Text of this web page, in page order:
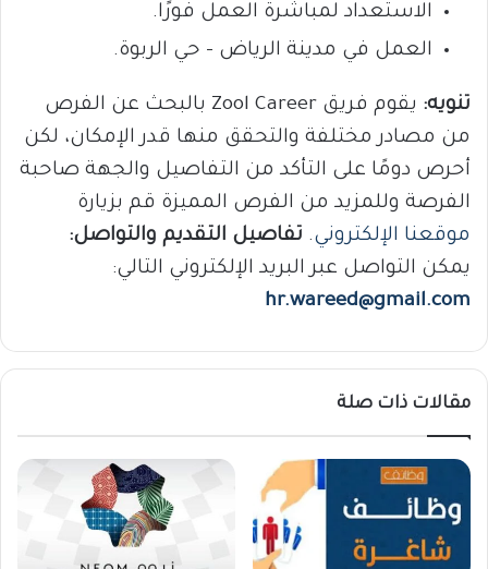
الاستعداد لمباشرة العمل فورًا.
العمل في مدينة الرياض – حي الربوة.
تنويه:
يقوم فريق Zool Career بالبحث عن الفرص
من مصادر مختلفة والتحقق منها قدر الإمكان، لكن
أحرص دومًا على التأكد من التفاصيل والجهة صاحبة
الفرصة وللمزيد من الفرص المميزة قم بزيارة
موقعنا الإلكتروني. تفاصيل التقديم والتواصل:
يمكن التواصل عبر البريد الإلكتروني التالي:
hr.wareed@gmail.com
مقالات ذات صلة